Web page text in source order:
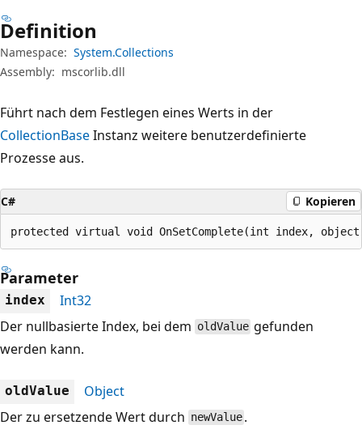
Definition
Namespace: System.Collections
Assembly: mscorlib.dll
Führt nach dem Festlegen eines Werts in der
CollectionBaseInstanz weitere benutzerdefinierte
Prozesse aus.
C# Kopieren
protected virtual void OnSetComplete(int index,
Parameter
index
Int32
Der nullbasierte Index, bei dem oldValue gefunden
werden kann.
oldValue
Object
Der zu ersetzende Wert durch newValue .